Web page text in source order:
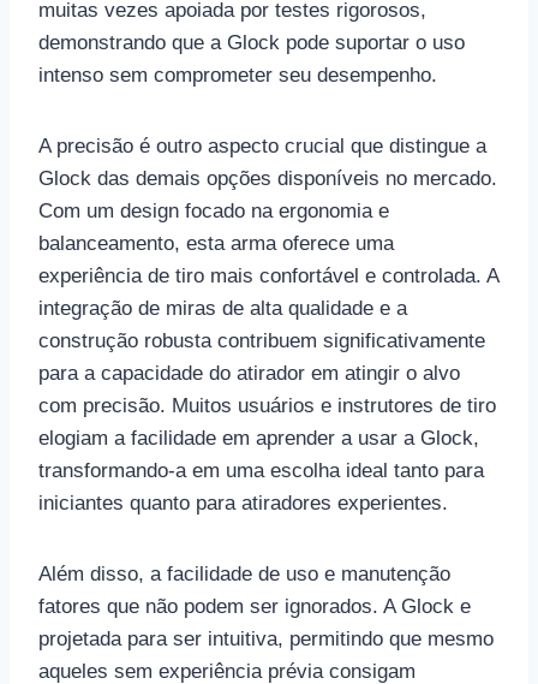
muitas vezes apoiada por testes rigorosos,
demonstrando que a Glock pode suportar o uso
intenso sem comprometer seu desempenho.
A precisão é outro aspecto crucial que distingue a
Glock das demais opções disponíveis no mercado.
Com um design focado na ergonomia e
balanceamento, esta arma oferece uma
experiência de tiro mais confortável e controlada. A
integração de miras de alta qualidade e a
construção robusta contribuem significativamente
para a capacidade do atirador em atingir o alvo
com precisão. Muitos usuários e instrutores de tiro
elogiam a facilidade em aprender a usar a Glock,
transformando-a em uma escolha ideal tanto para
iniciantes quanto para atiradores experientes.
Além disso, a facilidade de uso e manutenção
fatores que não podem ser ignorados. A Glock e
projetada para ser intuitiva, permitindo que mesmo
aqueles sem experiência prévia consigam